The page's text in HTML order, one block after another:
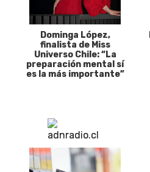
Dominga López,
finalista de Miss
Universo Chile: “La
preparación mental sí
es la más importante”